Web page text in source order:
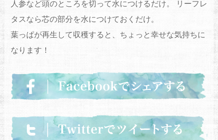
人参など頭のところを切って水につけるだけ。 リーフレ
タスなら芯の部分を水につけておくだけ。
葉っぱが再生して収穫すると、ちょっと幸せな気持ちに
なります！